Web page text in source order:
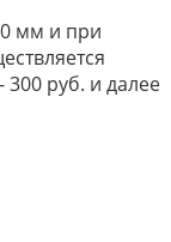
мм и при
руб. и далее